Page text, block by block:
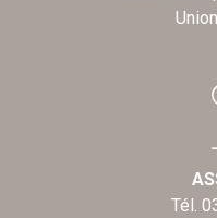
Tél.